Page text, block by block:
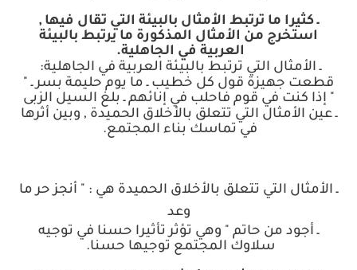
ـ كثيرا ما ترتبط الأمثال بالبيئة التي تقال فيها ,
استخرج من الأمثال المذكورة ما يرتبط بالبيئة
العربية في الجاهلية.
ـ الأمثال التي ترتبط بالبيئة العربية في الجاهلية:
"قطعت جهيزة قول كل خطيب ـ ما يوم حليمة بسر ـ
إذا كنت في قوم فاحلب في إنائهم ـ بلغ السيل الزبى "
ـ عين الأمثال التي تتعلق بالأخلاق الحميدة , وبين أثرها
في تماسك بناء المجتمع.
ـ الأمثال التي تتعلق بالأخلاق الحميدة هي : " أنجز حر ما
وعد
ـ أجود من حاتم " وهي تؤثر تأثيرا حسنا في توجيه
سلاوك المجتمع توجيها حسنا.